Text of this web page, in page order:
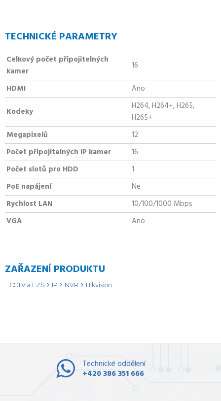
TECHNICKÉ PARAMETRY
Celkový počet připojitelných
kamer
16
HDMI
Ano
Kodeky
H264, H264+, H265,
H265+
Megapixelů
12
Počet připojitelných IP kamer
16
Počet slotů pro HDD
1
PoE napájení
Ne
Rychlost LAN
10/100/1000 Mbps
VGA
Ano
ZAŘAZENÍ PRODUKTU
CCTV a EZS IP NVR Hikvision
Technické oddělení
+420 386 351 666